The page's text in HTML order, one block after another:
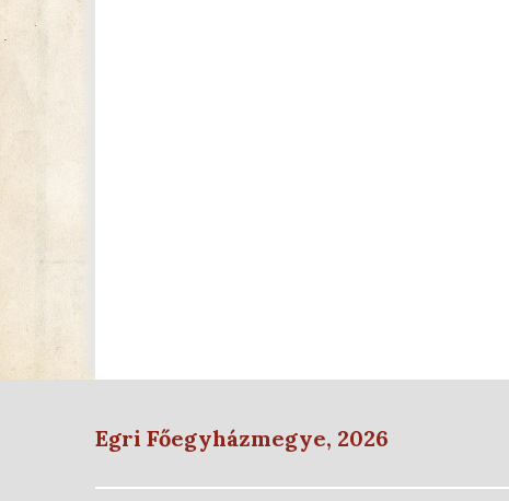
Egri Főegyházmegye, 2026